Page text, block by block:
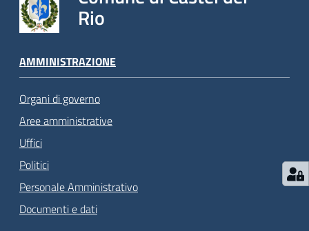
Rio
AMMINISTRAZIONE
Organi di governo
Aree amministrative
Uffici
Politici
Personale Amministrativo
Documenti e dati